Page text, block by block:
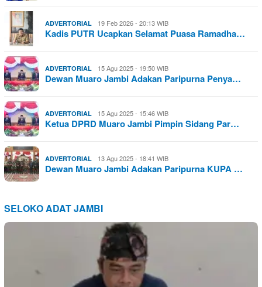
ADVERTORIAL 19 Feb 2026 - 20:13 WIB
Kadis PUTR Ucapkan Selamat Puasa Ramadha…
ADVERTORIAL 15 Agu 2025 - 19:50 WIB
Dewan Muaro Jambi Adakan Paripurna Penya…
ADVERTORIAL 15 Agu 2025 - 15:46 WIB
Ketua DPRD Muaro Jambi Pimpin Sidang Par…
ADVERTORIAL 13 Agu 2025 - 18:41 WIB
Dewan Muaro Jambi Adakan Paripurna KUPA …
SELOKO ADAT JAMBI